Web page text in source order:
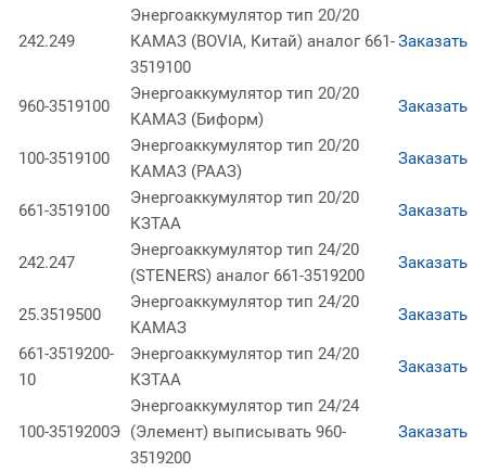
242.249
Энергоаккумулятор тип 20/20
КАМАЗ (BOVIA, Китай) аналог 661-
3519100
Заказать
960-3519100
Энергоаккумулятор тип 20/20
КАМАЗ (Биформ)
Заказать
100-3519100
Энергоаккумулятор тип 20/20
КАМАЗ (РААЗ)
Заказать
661-3519100
Энергоаккумулятор тип 20/20
КЗТАА
Заказать
242.247
Энергоаккумулятор тип 24/20
(STENERS) аналог 661-3519200
Заказать
25.3519500
Энергоаккумулятор тип 24/20
КАМАЗ
Заказать
661-3519200-
10
Энергоаккумулятор тип 24/20
КЗТАА
Заказать
100-3519200Э
Энергоаккумулятор тип 24/24
(Элемент) выписывать 960-
3519200
Заказать